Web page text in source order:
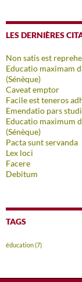
LES DERNIÈRES
Non satis est
Educatio maximam
(Sénèque)
Caveat emptor
Facile est teneros
Emendatio pars
Educatio maximum
(Sénèque)
Pacta sunt servanda
Lex loci
Facere
Debitum
TAGS
éducation(7)